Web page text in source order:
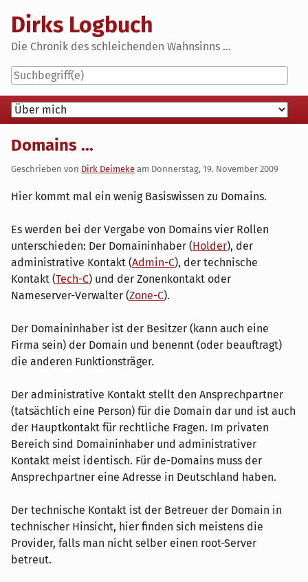
content
Dirks Logbuch
Die Chronik des schleichenden Wahnsinns ...
Navigation
Domains ...
Geschrieben von Dirk Deimeke am Donnerstag, 19. November 2009
Hier kommt mal ein wenig Basiswissen zu Domains.
Es werden bei der Vergabe von Domains vier Rollen
unterschieden: Der Domaininhaber (Holder), der
administrative Kontakt (Admin-C), der technische
Kontakt (Tech-C) und der Zonenkontakt oder
Nameserver-Verwalter (Zone-C).
Der Domaininhaber ist der Besitzer (kann auch eine
Firma sein) der Domain und benennt (oder beauftragt)
die anderen Funktionsträger.
Der administrative Kontakt stellt den Ansprechpartner
(tatsächlich eine Person) für die Domain dar und ist auch
der Hauptkontakt für rechtliche Fragen. Im privaten
Bereich sind Domaininhaber und administrativer
Kontakt meist identisch. Für de-Domains muss der
Ansprechpartner eine Adresse in Deutschland haben.
Der technische Kontakt ist der Betreuer der Domain in
technischer Hinsicht, hier finden sich meistens die
Provider, falls man nicht selber einen root-Server
betreut.